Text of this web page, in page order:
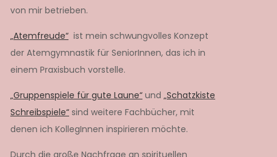
von mir betrieben.
„Atemfreude“ ist mein schwungvolles Konzept
der Atemgymnastik für SeniorInnen, das ich in
einem Praxisbuch vorstelle.
„Gruppenspiele für gute Laune“ und „Schatzkiste
Schreibspiele“ sind weitere Fachbücher, mit
denen ich KollegInnen inspirieren möchte.
Durch die große Nachfrage an spirituellen